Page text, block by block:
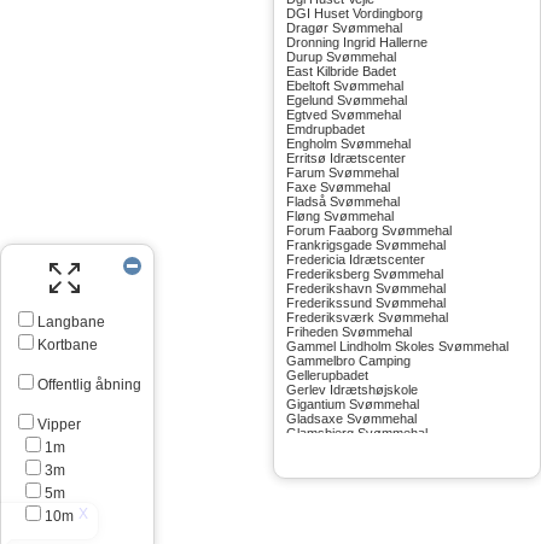
Langbane
Kortbane
Offentlig åbning
Vipper
1m
3m
5m
10m
DGI Huset Vordingborg
Dragør Svømmehal
Dronning Ingrid Hallerne
Durup Svømmehal
East Kilbride Badet
Ebeltoft Svømmehal
Egelund Svømmehal
Egtved Svømmehal
Emdrupbadet
Engholm Svømmehal
Erritsø Idrætscenter
Farum Svømmehal
Faxe Svømmehal
Fladså Svømmehal
Fløng Svømmehal
Forum Faaborg Svømmehal
Frankrigsgade Svømmehal
Fredericia Idrætscenter
Frederiksberg Svømmehal
Frederikshavn Svømmehal
Frederikssund Svømmehal
Frederiksværk Svømmehal
Friheden Svømmehal
Gammel Lindholm Skoles Svømmehal
Gammelbro Camping
Gellerupbadet
Gerlev Idrætshøjskole
Gigantium Svømmehal
Gladsaxe Svømmehal
Glamsbjerg Svømmehal
Greve Svømmehal